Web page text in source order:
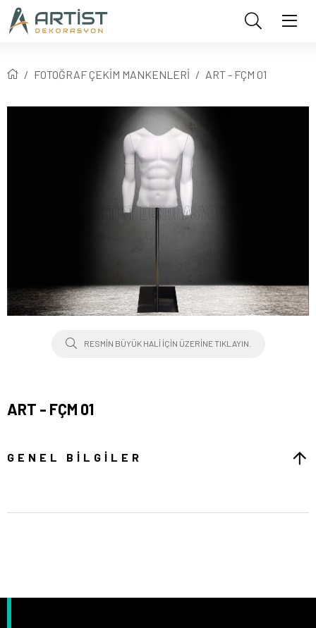
FOTOĞRAF ÇEKİM MANKENLERİ ART - FÇM 01
RESMIN BÜYÜK HALI IÇIN ÜZERINE TIKLAYIN.
ART - FÇM 01
GENEL BILGILER